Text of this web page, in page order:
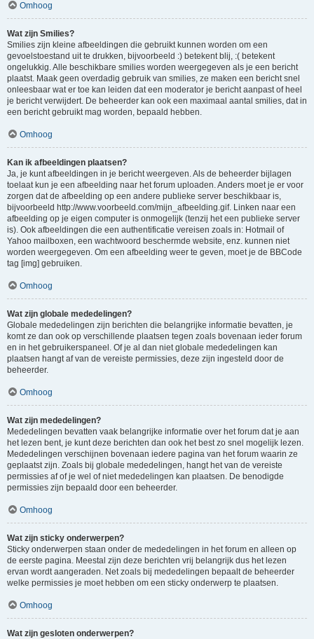
Omhoog
Wat zijn Smilies?
Smilies zijn kleine afbeeldingen die gebruikt kunnen worden om een
gevoelstoestand uit te drukken, bijvoorbeeld :) betekent blij, :( betekent
ongelukkig. Alle beschikbare smilies worden weergegeven als je een bericht
plaatst. Maak geen overdadig gebruik van smilies, ze maken een bericht snel
onleesbaar wat er toe kan leiden dat een moderator je bericht aanpast of heel
je bericht verwijdert. De beheerder kan ook een maximaal aantal smilies, dat in
een bericht gebruikt mag worden, bepaald hebben.
Omhoog
Kan ik afbeeldingen plaatsen?
Ja, je kunt afbeeldingen in je bericht weergeven. Als de beheerder bijlagen
toelaat kun je een afbeelding naar het forum uploaden. Anders moet je er voor
zorgen dat de afbeelding op een andere publieke server beschikbaar is,
bijvoorbeeld http://www.voorbeeld.com/mijn_afbeelding.gif. Linken naar een
afbeelding op je eigen computer is onmogelijk (tenzij het een publieke server
is). Ook afbeeldingen die een authentificatie vereisen zoals in: Hotmail of
Yahoo mailboxen, een wachtwoord beschermde website, enz. kunnen niet
worden weergegeven. Om een afbeelding weer te geven, moet je de BBCode
tag [img] gebruiken.
Omhoog
Wat zijn globale mededelingen?
Globale mededelingen zijn berichten die belangrijke informatie bevatten, je
komt ze dan ook op verschillende plaatsen tegen zoals bovenaan ieder forum
en in het gebruikerspaneel. Of je al dan niet globale mededelingen kan
plaatsen hangt af van de vereiste permissies, deze zijn ingesteld door de
beheerder.
Omhoog
Wat zijn mededelingen?
Mededelingen bevatten vaak belangrijke informatie over het forum dat je aan
het lezen bent, je kunt deze berichten dan ook het best zo snel mogelijk lezen.
Mededelingen verschijnen bovenaan iedere pagina van het forum waarin ze
geplaatst zijn. Zoals bij globale mededelingen, hangt het van de vereiste
permissies af of je wel of niet mededelingen kan plaatsen. De benodigde
permissies zijn bepaald door een beheerder.
Omhoog
Wat zijn sticky onderwerpen?
Sticky onderwerpen staan onder de mededelingen in het forum en alleen op
de eerste pagina. Meestal zijn deze berichten vrij belangrijk dus het lezen
ervan wordt aangeraden. Net zoals bij mededelingen bepaalt de beheerder
welke permissies je moet hebben om een sticky onderwerp te plaatsen.
Omhoog
Wat zijn gesloten onderwerpen?